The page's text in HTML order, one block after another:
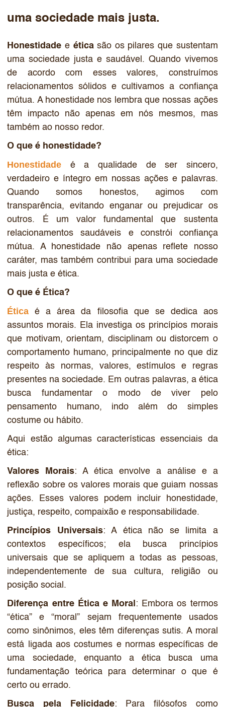
uma sociedade mais justa.
Honestidade e éticasão os pilares que sustentam
uma sociedade justa e saudável. Quando vivemos
de acordo com esses valores, construímos
relacionamentos sólidos e cultivamos a confiança
mútua. A honestidade nos lembra que nossas ações
têm impacto não apenas em nós mesmos, mas
também ao nosso redor.
O que é honestidade?
Honestidade é a qualidade de ser sincero,
verdadeiro e íntegro em nossas ações e palavras.
Quando somos honestos, agimos com
transparência, evitando enganar ou prejudicar os
outros. É um valor fundamental que sustenta
relacionamentos saudáveis e constrói confiança
mútua. A honestidade não apenas reflete nosso
caráter, mas também contribui para uma sociedade
mais justa e ética.
O que é Ética?
Ética é a área da filosofia que se dedica aos
assuntos morais. Ela investiga os princípios morais
que motivam, orientam, disciplinam ou distorcem o
comportamento humano, principalmente no que diz
respeito às normas, valores, estímulos e regras
presentes na sociedade. Em outras palavras, a ética
busca fundamentar o modo de viver pelo
pensamento humano, indo além do simples
costume ou hábito.
Aqui estão algumas características essenciais da
ética:
Valores Morais: A ética envolve a análise e a
reflexão sobre os valores morais que guiam nossas
ações. Esses valores podem incluir honestidade,
justiça, respeito, compaixão e responsabilidade.
Princípios Universais: A ética não se limita a
contextos específicos; ela busca princípios
universais que se apliquem a todas as pessoas,
independentemente de sua cultura, religião ou
posição social.
Diferença entre Ética e Moral : Embora os termos
“ética” e “moral” sejam frequentemente usados
como sinônimos, eles têm diferenças sutis. A moral
está ligada aos costumes e normas específicas de
uma sociedade, enquanto a ética busca uma
fundamentação teórica para determinar o que é
certo ou errado.
Busca pela Felicidade: Para filósofos como